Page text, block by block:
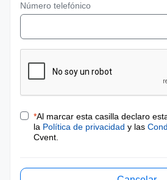
Número telefónico
*Al marcar esta casilla declaro
la Política de privacidad y las
Cvent.